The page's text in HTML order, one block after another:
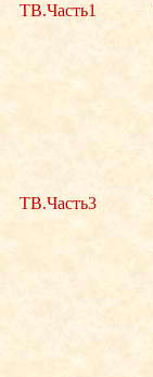
ТВ.Часть1
ТВ.Часть3